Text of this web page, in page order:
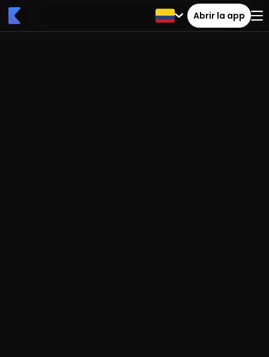
Abrir la app